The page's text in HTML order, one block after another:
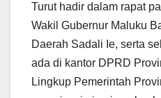
Turut hadir dalam rapat
Wakil Gubernur Maluku
Daerah Sadali Ie, serta
ada di kantor DPRD
Lingkup Pemerintah